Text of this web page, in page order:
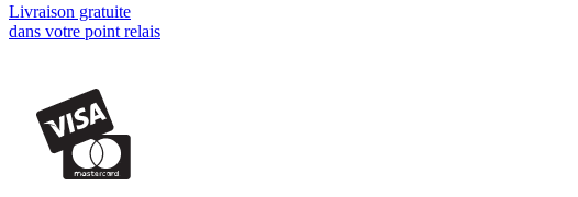
Livraison gratuite
dans votre point relais